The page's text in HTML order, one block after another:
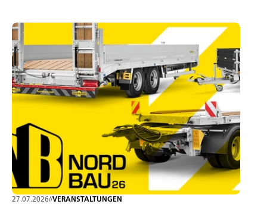
27.07.2026//VERANSTALTUNGEN